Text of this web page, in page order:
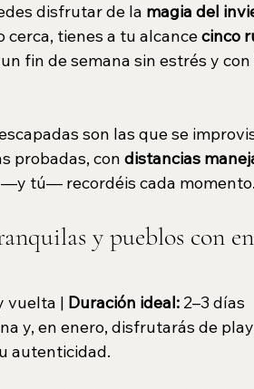
disfrutar de la magia del
cerca, tienes a tu alcance cinco
fin de semana sin estrés y
son las que se
probadas, con distancias
tú— recordéis cada momento.
y pueblos con
vuelta | Duración ideal: 2–3 días
y, en enero, disfrutarás de
autenticidad.